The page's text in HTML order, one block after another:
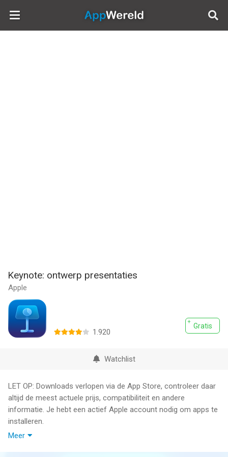
AppWereld
Keynote: ontwerp presentaties
Apple
Gratis
1.920
Watchlist
LET OP: Downloads verlopen via de App Store, controleer daar
altijd de meest actuele prijs, compatibiliteit en andere
informatie. Je hebt een actief Apple account nodig om apps te
installeren.
Meer